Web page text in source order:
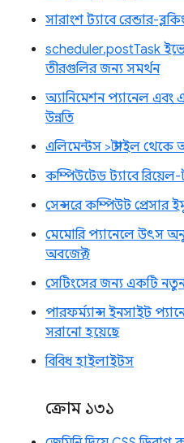
সারাংশ ট্যাবে রেন্ডার-
scheduler.postTask
তীরগুলির জন্য সমর্থন
অ্যানিমেশন প্যানেল এবং
উন্নতি
এলিমেন্টস > স্টাইল থেকে
কম্পিউটেড ট্যাবে
সেন্সরে কম্পিউট প্রেসার
মেমোরি প্যানেলে উৎস
অবজেক্ট
সেটিংসের জন্য একটি নতুন
পারফর্ম্যান্স ইনসাইট
সরানো হয়েছে
বিবিধ হাইলাইটস
ক্রোম ১৩১